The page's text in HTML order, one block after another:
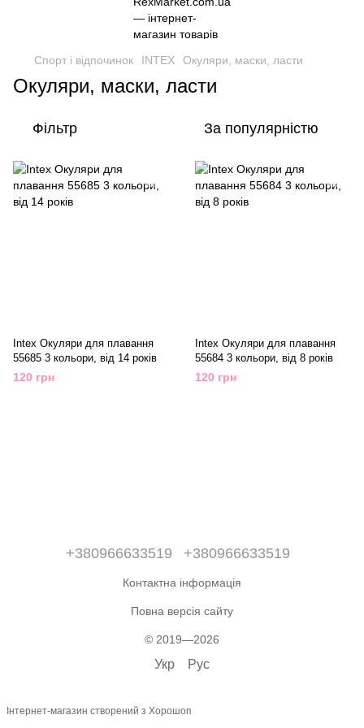
Спорт і відпочинок INTEX Окуляри, маски, ласти
Окуляри, маски, ласти
Фільтр За популярністю
Intex Окуляри для плавання
55685 3 кольори, від 14 років
120 грн
Intex Окуляри для плавання
55684 3 кольори, від 8 років
120 грн
+380966633519 +380966633519
Контактна інформація
Повна версія сайту
© 2019—2026
Укр Рус
Інтернет-магазин створений з Хорошоп